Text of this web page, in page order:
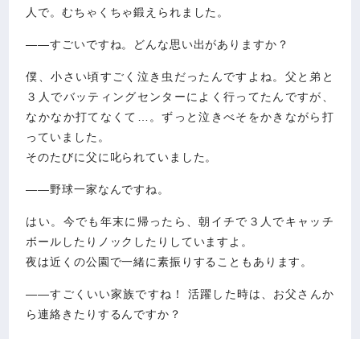
人で。むちゃくちゃ鍛えられました。
――すごいですね。どんな思い出がありますか？
僕、小さい頃すごく泣き虫だったんですよね。父と弟と
３人でバッティングセンターによく行ってたんですが、
なかなか打てなくて…。ずっと泣きべそをかきながら打
っていました。
そのたびに父に叱られていました。
――野球一家なんですね。
はい。今でも年末に帰ったら、朝イチで３人でキャッチ
ボールしたりノックしたりしていますよ。
夜は近くの公園で一緒に素振りすることもあります。
――すごくいい家族ですね！ 活躍した時は、お父さんか
ら連絡きたりするんですか？